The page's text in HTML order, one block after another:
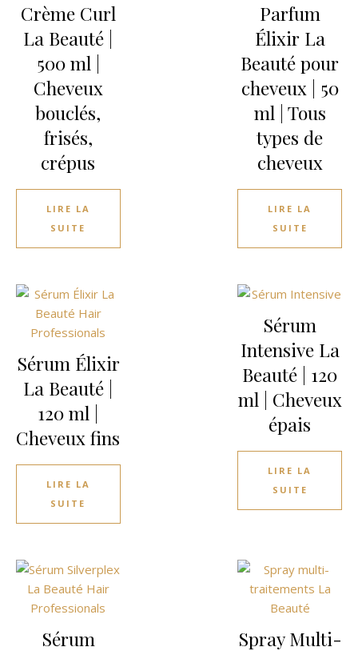
Crème Curl
La Beauté |
500 ml |
Cheveux
bouclés,
frisés,
crépus
LIRE LA
SUITE
Parfum
Élixir La
Beauté pour
cheveux | 50
ml | Tous
types de
cheveux
LIRE LA
SUITE
Sérum Élixir
La Beauté |
120 ml |
Cheveux fins
LIRE LA
SUITE
Sérum
Intensive La
Beauté | 120
ml | Cheveux
épais
LIRE LA
SUITE
Sérum Spray Multi-